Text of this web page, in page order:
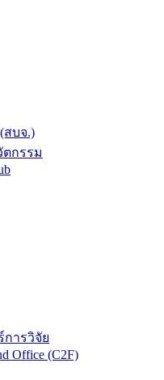
สบจ.)
ตกรรม
ารวิจัย
Office (C2F)